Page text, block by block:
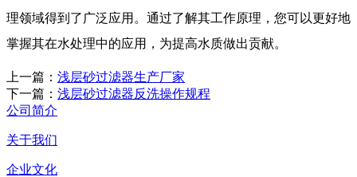
理领域得到了广泛应用。通过了解其工作原理，您可以更好地
掌握其在水处理中的应用，为提高水质做出贡献。
上一篇： 浅层砂过滤器生产厂家
下一篇： 浅层砂过滤器反洗操作规程
公司简介
关于我们
企业文化